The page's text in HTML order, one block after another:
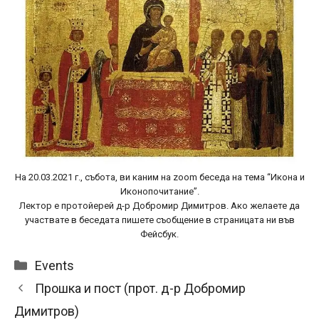
На 20.03.2021 г., събота, ви каним на zoom беседа на тема “Икона и
Иконопочитание”.
Лектор е протойерей д-р Добромир Димитров. Ако желаете да
участвате в беседата пишете съобщение в страницата ни във
Фейсбук.
Categories
Events
Прошка и пост (прот. д-р Добромир
Димитров)